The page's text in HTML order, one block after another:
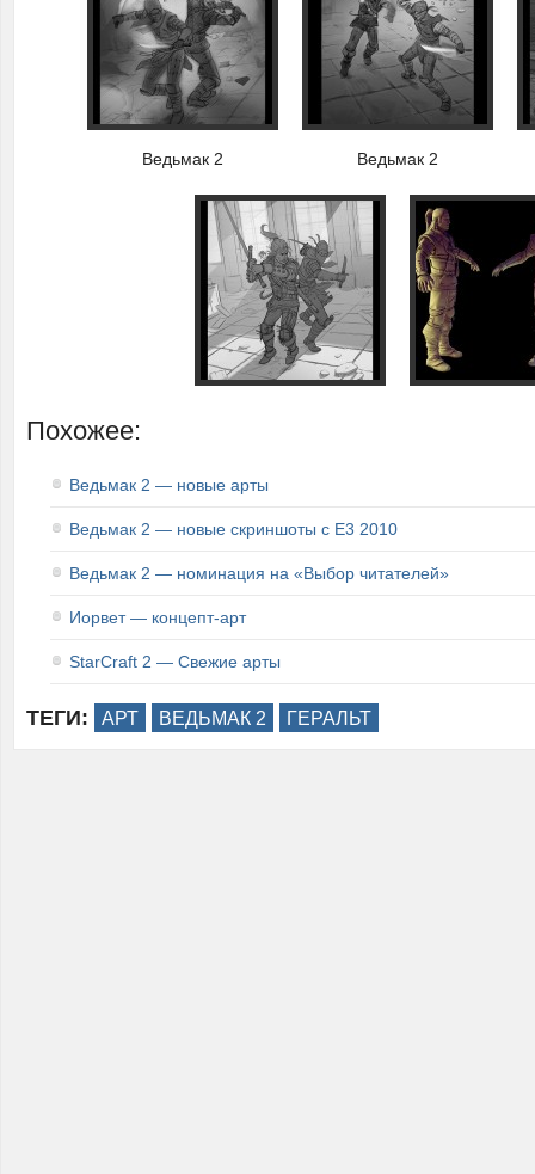
Ведьмак 2 Ведьмак 2
Похожее:
Ведьмак 2 — новые арты
Ведьмак 2 — новые скриншоты с E3 2010
Ведьмак 2 — номинация на «Выбор читателей»
Иорвет — концепт-арт
StarCraft 2 — Свежие арты
ТЕГИ: АРТ ВЕДЬМАК 2 ГЕРАЛЬТ